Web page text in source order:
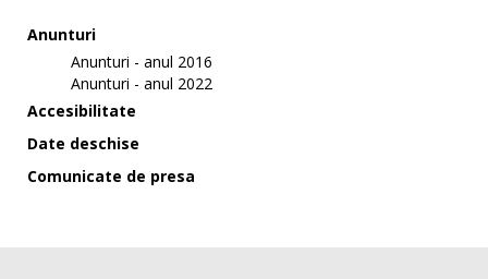
Anunturi
Anunturi - anul 2016
Anunturi - anul 2022
Accesibilitate
Date deschise
Comunicate de presa